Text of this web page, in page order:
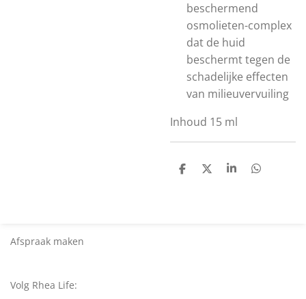
beschermend
osmolieten-complex
dat de huid
beschermt tegen de
schadelijke effecten
van milieuvervuiling
Inhoud 15 ml
D
D
S
D
Afspraak maken
Volg Rhea Life: